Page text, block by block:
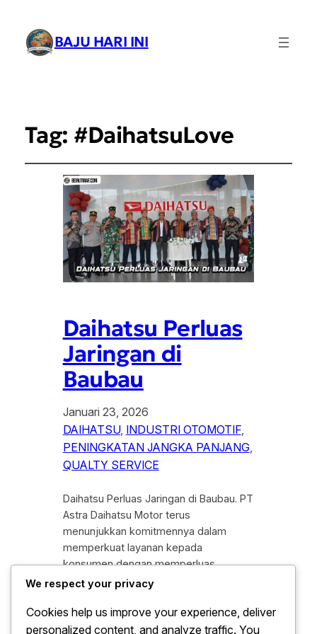
BAJU HARI INI
Tag: #DaihatsuLove
Daihatsu Perluas
Jaringan di
Baubau
Januari 23, 2026
DAIHATSU, INDUSTRI OTOMOTIF
PENINGKATAN JANGKA PANJANG
QUALTY SERVICE
Daihatsu Perluas Jaringan di Baubau. PT
Astra Daihatsu Motor terus
menunjukkan komitmennya dalam
memperkuat layanan kepada
konsumen dengan memperluas
jaringan pemasaran dan purnajual di
strategis tersebut di wujudkan melalui
pengembangan jaringan Daihatsu di
We respect your privacy
Cookies help us improve your experience, deliver
personalized content, and analyze traffic. You